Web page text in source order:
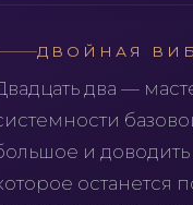
ДВОЙНАЯ
два —
и
останется